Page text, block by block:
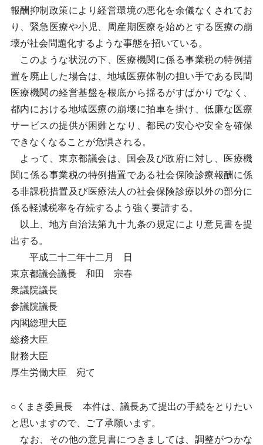
報酬抑制政策により経営環境の悪化を余儀なくされてお
り、緊急医療や小児、周産期医療を始めとする医療の崩
壊が社会問題化するような事態を招いている。
このような状況の下、医療機関に係る事業税の特例措
置を廃止した場合は、地域医療体制の担い手である民間
医療機関の経営基盤を根底から揺るがすばかりでなく、
都内における地域医療の崩壊に拍車を掛け、低廉な医療
サービスの提供が困難となり、都民の安心や安全を確保
できなくなることが危惧される。
よって、東京都議会は、国会及び政府に対し、医療機
関に係る事業税の特例措置である社会保険診療報酬に係
る非課税措置及び医療法人の社会保険診療以外の部分に
係る軽減税率を存続するよう強く要請する。
以上、地方自治法第九十九条の規定により意見書を提
出する。
平成二十二年十二月 日
東京都議会議長 和田 宗春
衆議院議長
参議院議長
内閣総理大臣
総務大臣
財務大臣
厚生労働大臣 宛て
○くまき委員長 本件は、議長あて提出の手続をとりたい
と思いますので、ご了承願います。
なお、その他の意見書につきましては、調整がつかな